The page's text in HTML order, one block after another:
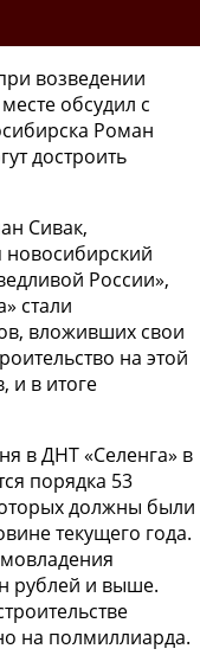
возведении
обсудил с
Роман
достроить
Сивак,
России»,
стали
вложивших свои
на этой
и в итоге
в ДНТ «Селенга» в
порядка 53
должны были
текущего года.
рублей и выше.
на полмиллиарда.